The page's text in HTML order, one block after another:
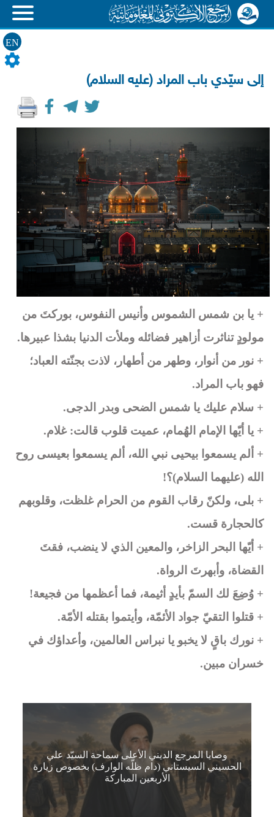
EN
إلى سيّدي باب المراد (عليه السلام)
+ يا بن شمس الشموس وأنيس النفوس، بوركتَ من
مولودٍ تناثرت أزاهير فضائله وملأت الدنيا بشذا عبيرها.
+ نور من أنوار، وطهر من أطهار، لاذت بجنّته العباد؛
فهو باب المراد.
+ سلام عليك يا شمس الضحى وبدر الدجى.
+ يا أيّها الإمام الهُمام، عميت قلوب قالت: غلام.
+ ألم يسمعوا بيحيى نبي الله، ألم يسمعوا بعيسى روح
الله (عليهما السلام)؟!
+ بلى، ولكنّ رقاب القوم من الحرام غلظت، وقلوبهم
كالحجارة قست.
+ أيّها البحر الزاخر، والمعين الذي لا ينضب، فقتَ
القضاة، وأبهرتَ الرواة.
+ وُضِعَ لك السمّ بأيدٍ أثيمة، فما أعظمها من فجيعة!
+ قتلوا التقيّ جواد الأئمّة، وأيتموا بقتله الأمّة.
+ نورك باقٍ لا يخبو يا نبراس العالمين، وأعداؤك في
خسران مبين.
وصايا المرجع الديني الأعلى سماحة السيّد علي
الحسيني السيستاني (دام ظلّه الوارف) بخصوص زيارة
الأربعين المباركة